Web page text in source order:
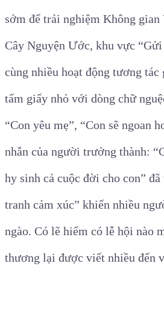
sớm để trải nghiệm Không gian
Cây Nguyện Ước, khu vực
cùng nhiều hoạt động tương
tấm giấy nhỏ với dòng chữ
“Con yêu mẹ”, “Con sẽ ngoan
nhắn của người trưởng thành:
hy sinh cả cuộc đời cho con” đã
tranh cảm xúc” khiến nhiều
ngào. Có lẽ hiếm có lễ hội nào
thương lại được viết nhiều đến